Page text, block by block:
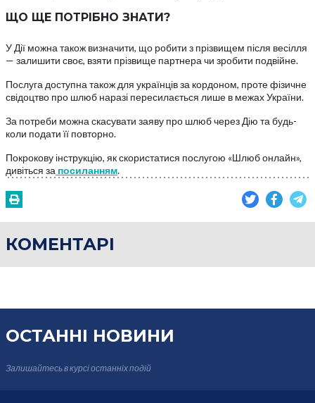
ЩО ЩЕ ПОТРІБНО ЗНАТИ?
У Дії можна також визначити, що робити з прізвищем після весілля
— залишити своє, взяти прізвище партнера чи зробити подвійне.
Послуга доступна також для українців за кордоном, проте фізичне
свідоцтво про шлюб наразі пересилається лише в межах України.
За потреби можна скасувати заяву про шлюб через Дію та будь-
коли подати її повторно.
Покрокову інструкцію, як скористатися послугою «Шлюб онлайн»,
дивіться за посиланням.
КОМЕНТАРІ
ОСТАННІ НОВИНИ
Залишайтесь в курсіостанніх подій